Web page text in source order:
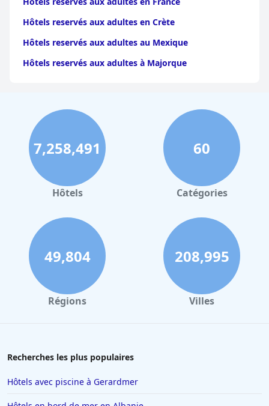
Hôtels reservés aux adultes en Crète
Hôtels reservés aux adultes au Mexique
Hôtels reservés aux adultes à Majorque
7,258,491
Hôtels
60
Catégories
49,804
Régions
208,995
Villes
Recherches les plus populaires
Hôtels avec piscine à Gerardmer